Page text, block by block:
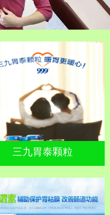
三九胃泰颗粒